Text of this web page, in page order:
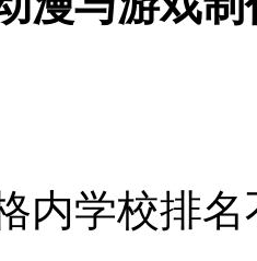
内学校排